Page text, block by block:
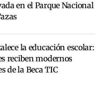
en el Parque Nacional
la educación escolar:
reciben modernos
de la Beca TIC